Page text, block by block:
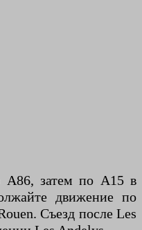
A86, затем по A15 в
движение по
Съезд после Les